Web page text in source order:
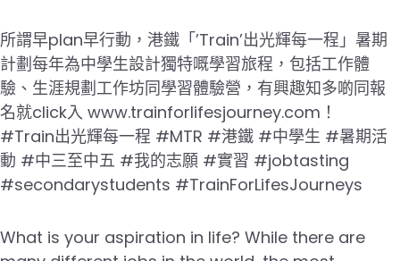
所謂早plan早行動，港鐵「’Train’出光輝每一程」暑期
計劃每年為中學生設計獨特嘅學習旅程，包括工作體
驗、生涯規劃工作坊同學習體驗營，有興趣知多啲同報
名就click入 www.trainforlifesjourney.com！
#Train出光輝每一程 #MTR #港鐵 #中學生 #暑期活
動 #中三至中五 #我的志願 #實習 #jobtasting
#secondarystudents #TrainForLifesJourneys
What is your aspiration in life? While there are